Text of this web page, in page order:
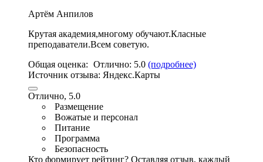
Артём Анпилов
Крутая академия,многому обучают.Класные
преподаватели.Всем советую.
Общая оценка: Отлично: 5.0 (подробнее)
Источник отзыва: Яндекс.Карты
Отлично, 5.0
Размещение
Вожатые и персонал
Питание
Программа
Безопасность
Кто формирует рейтинг? Оставляя отзыв, каждый